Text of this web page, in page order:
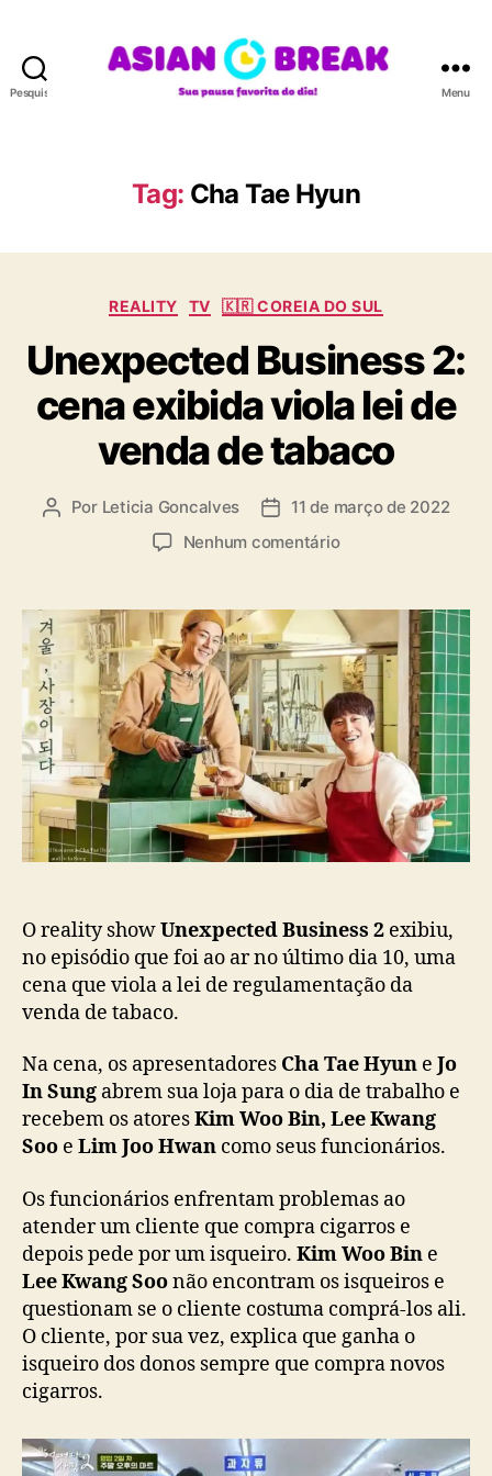
Pesquisar
A
N
R
A
Menu
Tag: Cha Tae Hyun
C
t
e
g
o
r
i
REALITY TV 🇰🇷 COREIA DO SUL
Unexpected Business 2:
cena exibida viola lei de
venda de tabaco
A
r
d
o
p
o
s
t
Por Leticia Goncalves
D
d
e
p
u
b
l
i
c
a
ç
ã
11 de março de 2022
Nenhum comentárioe
n
e
x
p
e
c
t
e
u
n
e
s
c
e
n
a
x
i
b
d
a
v
i
a
l
O reality showUnexpected Business 2 exibiu,
no episódio que foi ao ar no último dia 10, uma
cena que viola a lei de regulamentação da
venda de tabaco.
Na cena, os apresentadores Cha Tae Hyun e Jo
In Sung abrem sua loja para o dia de trabalho e
recebem os atoresKim Woo Bin, Lee Kwang
Soo e Lim Joo Hwan como seus funcionários.
Os funcionários enfrentam problemas ao
atender um cliente que compra cigarros e
depois pede por um isqueiro. Kim Woo Bin e
Lee Kwang Soonão encontram os isqueiros e
questionam se o cliente costuma comprá-los ali.
O cliente, por sua vez, explica que ganha o
isqueiro dos donos sempre que compra novos
cigarros.